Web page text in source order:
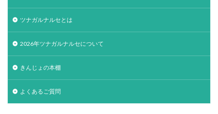
ツナガルナルセとは
2026年ツナガルナルセについて
きんじょの本棚
よくあるご質問